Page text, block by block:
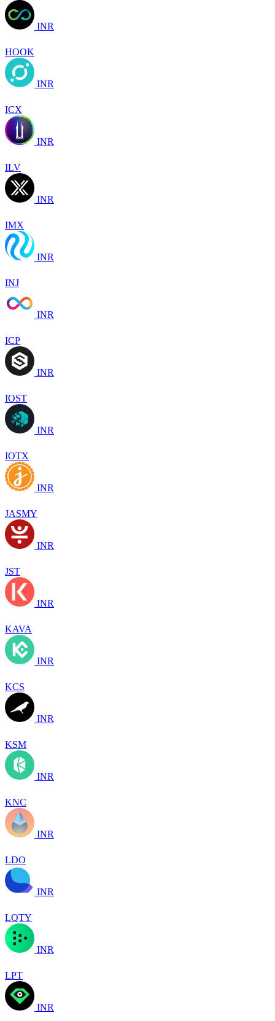
INR
HOOK
INR
ICX
INR
ILV
INR
IMX
INR
INJ
INR
ICP
INR
IOST
INR
IOTX
INR
JASMY
INR
JST
INR
KAVA
INR
KCS
INR
KSM
INR
KNC
INR
LDO
INR
LQTY
INR
LPT
INR